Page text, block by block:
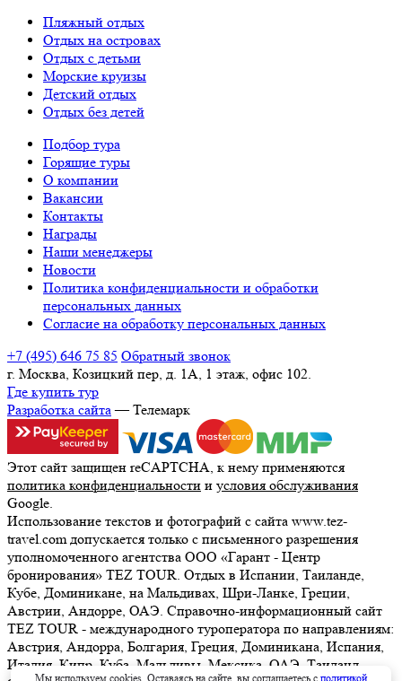
Пляжный отдых
Отдых на островах
Отдых с детьми
Морские круизы
Детский отдых
Отдых без детей
Подбор тура
Горящие туры
О компании
Вакансии
Контакты
Награды
Наши менеджеры
Новости
Политика конфиденциальности и обработки
персональных данных
Согласие на обработку персональных данных
+7 (495) 646 75 85 Обратный звонок
г. Москва, Козицкий пер, д. 1А, 1 этаж, офис 102.
Где купить тур
Разработка сайта— Телемарк
Этот сайт защищен reCAPTCHA, к нему применяются
политика конфиденциальности и условия обслуживания
Google.
Использование текстов и фотографий с сайта www.tez-
travel.com допускается только с письменного разрешения
уполномоченного агентства ООО «Гарант - Центр
бронирования» TEZ TOUR. Отдых в Испании, Таиланде,
Кубе, Доминикане, на Мальдивах, Шри-Ланке, Греции,
Австрии, Андорре, ОАЭ. Справочно-информационный сайт
TEZ TOUR - международного туроператора по направлениям:
Австрия, Андорра, Болгария, Греция, Доминикана, Испания,
Италия, Кипр, Куба, Мальдивы, Мексика, ОАЭ, Таиланд,
Мы используем cookies. Оставаясь на сайте, вы соглашаетесь с политикой